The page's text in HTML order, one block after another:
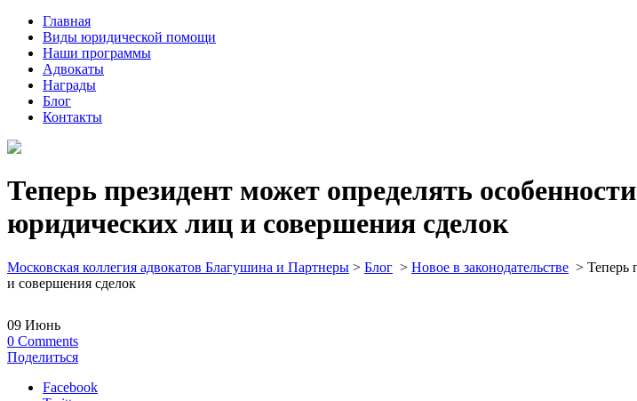
Главная
Виды юридической помощи
Наши программы
Адвокаты
Награды
Блог
Контакты
Теперь президент может определять
юридических лиц и совершения сделок
Московская коллегия адвокатов Благушина и Партнеры > Блог > Новое в законодательстве > Теперь
и совершения сделок
09 Июнь
0 Comments
Поделиться
Facebook